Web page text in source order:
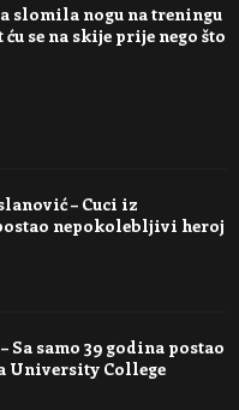
slomila nogu na treningu
se na skije prije nego što
– Cuci iz
nepokolebljivi heroj
Sa samo 39 godina postao
University College